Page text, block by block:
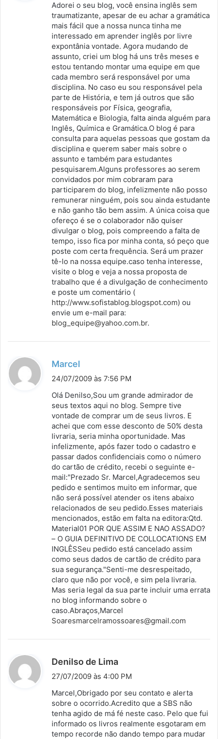
s
e
Adorei o seu blog, você ensina inglês sem
traumatizante, apesar de eu achar a gramática
mais fácil que a nossa nunca tinha me
interessado em aprender inglês por livre
expontânia vontade. Agora mudando de
assunto, criei um blog há uns três meses e
estou tentando montar uma equipe em que
cada membro será responsável por uma
disciplina. No caso eu sou responsável pela
parte de História, e tem já outros que são
responsáveis por Física, geografia,
Matemática e Biologia, falta ainda alguém para
Inglês, Química e Gramática.O blog é para
consulta para aquelas pessoas que gostam da
disciplina e querem saber mais sobre o
assunto e também para estudantes
pesquisarem.Alguns professores ao serem
convidados por mim cobraram para
participarem do blog, infelizmente não posso
remunerar ninguém, pois sou ainda estudante
e não ganho tão bem assim. A única coisa que
ofereço é se o colaborador não quiser
divulgar o blog, pois compreendo a falta de
tempo, isso fica por minha conta, só peço que
poste com certa frequência. Será um prazer
tê-lo na nossa equipe.caso tenha interesse,
visite o blog e veja a nossa proposta de
trabalho que é a divulgação de conhecimento
e poste um comentário (
http://www.sofistablog.blogspot.com) ou
envie um e-mail para:
blog_equipe@yahoo.com.br.
Marcel
i
s
e
:
24/07/2009 às 7:56 PM
Olá Denilso,Sou um grande admirador de
seus textos aqui no blog. Sempre tive
vontade de comprar um de seus livros. E
achei que com esse desconto de 50% desta
livraria, seria minha oportunidade. Mas
infelizmente, após fazer todo o cadastro e
passar dados confidenciais como o número
do cartão de crédito, recebi o seguinte e-
mail:"Prezado Sr. Marcel,Agradecemos seu
pedido e sentimos muito em informar, que
não será possível atender os itens abaixo
relacionados de seu pedido.Esses materiais
mencionados, estão em falta na editora:Qtd.
Material01 POR QUE ASSIM E NAO ASSADO?
– O GUIA DEFINITIVO DE COLLOCATIONS EM
INGLÊSSeu pedido está cancelado assim
como seus dados de cartão de crédito para
sua segurança."Senti-me desrespeitado,
claro que não por você, e sim pela livraria.
Mas seria legal da sua parte incluir uma errata
no blog informando sobre o
caso.Abraços,Marcel
Soaresmarcelramossoares@gmail.com
Denilso de Lima
i
s
e
27/07/2009 às 4:00 PM
Marcel,Obrigado por seu contato e alerta
sobre o ocorrido.Acredito que a SBS não
tenha agido de má fé neste caso. Pelo que fui
informado os livros realmente esgotaram em
tempo recorde não dando tempo para mudar